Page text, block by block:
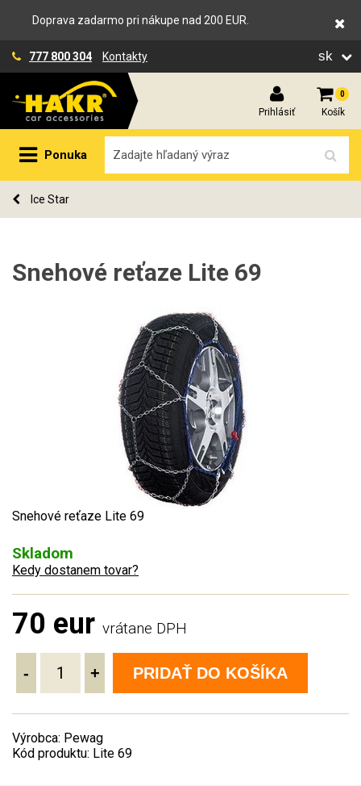
Doprava zadarmo pri nákupe nad 200 EUR.
777 800 304 Kontakty sk
Prihlásiť
0
Košík
Ponuka
Ice Star
Snehové reťaze Lite 69
Snehové reťaze Lite 69
Skladom
Kedy dostanem tovar?
70 eur vrátane DPH
- + PRIDAŤ DO KOŠÍKA
Výrobca: Pewag
Kód produktu: Lite 69